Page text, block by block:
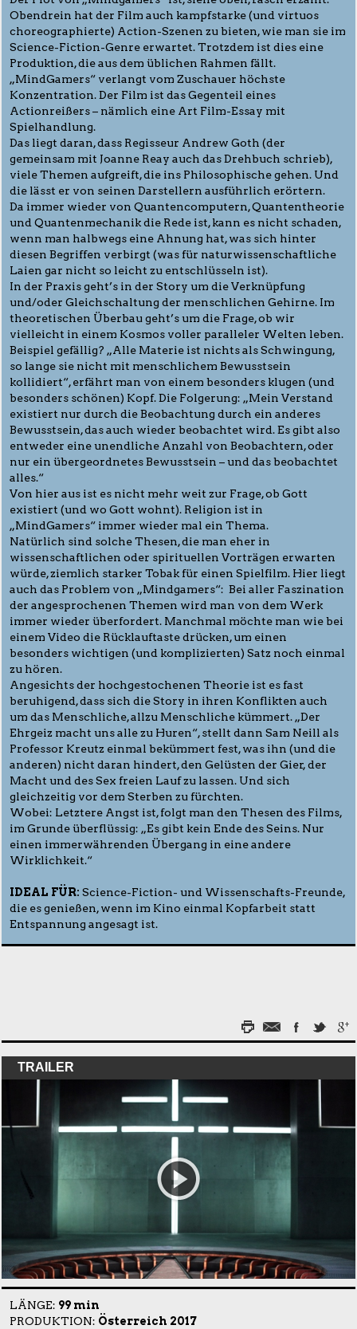
Obendrein hat der Film auch kampfstarke (und virtuos
choreographierte) Action-Szenen zu bieten, wie man sie im
Science-Fiction-Genre erwartet. Trotzdem ist dies eine
Produktion, die aus dem üblichen Rahmen fällt.
„MindGamers“ verlangt vom Zuschauer höchste
Konzentration. Der Film ist das Gegenteil eines
Actionreißers – nämlich eine Art Film-Essay mit
Spielhandlung.
Das liegt daran, dass Regisseur Andrew Goth (der
gemeinsam mit Joanne Reay auch das Drehbuch schrieb),
viele Themen aufgreift, die ins Philosophische gehen. Und
die lässt er von seinen Darstellern ausführlich erörtern.
Da immer wieder von Quantencomputern, Quantentheorie
und Quantenmechanik die Rede ist, kann es nicht schaden,
wenn man halbwegs eine Ahnung hat, was sich hinter
diesen Begriffen verbirgt (was für naturwissenschaftliche
Laien gar nicht so leicht zu entschlüsseln ist).
In der Praxis geht’s in der Story um die Verknüpfung
und/oder Gleichschaltung der menschlichen Gehirne. Im
theoretischen Überbau geht’s um die Frage, ob wir
vielleicht in einem Kosmos voller paralleler Welten leben.
Beispiel gefällig? „Alle Materie ist nichts als Schwingung,
so lange sie nicht mit menschlichem Bewusstsein
kollidiert“, erfährt man von einem besonders klugen (und
besonders schönen) Kopf. Die Folgerung: „Mein Verstand
existiert nur durch die Beobachtung durch ein anderes
Bewusstsein, das auch wieder beobachtet wird. Es gibt also
entweder eine unendliche Anzahl von Beobachtern, oder
nur ein übergeordnetes Bewusstsein – und das beobachtet
alles.“
Von hier aus ist es nicht mehr weit zur Frage, ob Gott
existiert (und wo Gott wohnt). Religion ist in
„MindGamers“ immer wieder mal ein Thema.
Natürlich sind solche Thesen, die man eher in
wissenschaftlichen oder spirituellen Vorträgen erwarten
würde, ziemlich starker Tobak für einen Spielfilm. Hier liegt
auch das Problem von „Mindgamers“: Bei aller Faszination
der angesprochenen Themen wird man von dem Werk
immer wieder überfordert. Manchmal möchte man wie bei
einem Video die Rücklauftaste drücken, um einen
besonders wichtigen (und komplizierten) Satz noch einmal
zu hören.
Angesichts der hochgestochenen Theorie ist es fast
beruhigend, dass sich die Story in ihren Konflikten auch
um das Menschliche, allzu Menschliche kümmert. „Der
Ehrgeiz macht uns alle zu Huren“, stellt dann Sam Neill als
Professor Kreutz einmal bekümmert fest, was ihn (und die
anderen) nicht daran hindert, den Gelüsten der Gier, der
Macht und des Sex freien Lauf zu lassen. Und sich
gleichzeitig vor dem Sterben zu fürchten.
Wobei: Letztere Angst ist, folgt man den Thesen des Films,
im Grunde überflüssig: „Es gibt kein Ende des Seins. Nur
einen immerwährenden Übergang in eine andere
Wirklichkeit.“
IDEAL FÜR: Science-Fiction- und Wissenschafts-Freunde,
die es genießen, wenn im Kino einmal Kopfarbeit statt
Entspannung angesagt ist.
TRAILER
LÄNGE: 99 min
PRODUKTION: Österreich 2017